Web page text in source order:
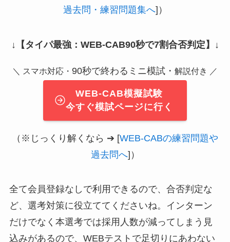
過去問・練習問題集へ]）
↓ 【タイパ最強：WEB-CAB90秒で7割合否判定】 ↓
＼ スマホ対応・ 90秒で終わるミニ模試・ 解説付き ／
WEB-CAB模擬試験
今すぐ模試ページに行く
（※じっくり解くなら ➔ [WEB-CABの練習問題や
過去問へ]）
全て会員登録なしで利用できるので、合否判定な
ど、選考対策に役立ててくださいね。インターン
だけでなく本選考では採用人数が減ってしまう見
込みがあるので、WEBテストで足切りにあわない